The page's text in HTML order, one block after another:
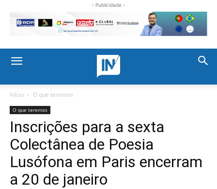
- Publicidade -
Início O que teremos
O que teremos
Inscrições para a sexta
Colectânea de Poesia
Lusófona em Paris encerram
a 20 de janeiro